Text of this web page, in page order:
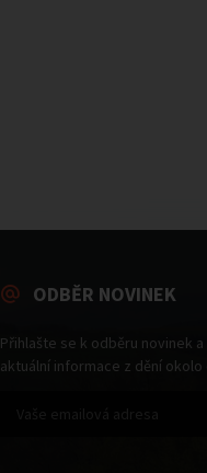
ODBĚR NOVINEK
Přihlašte se k odběru novinek
aktuální informace z dění okolo